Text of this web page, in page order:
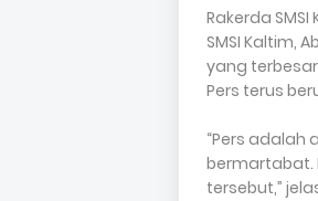
Rakerda
SMSI Kaltim,
yang
Pers terus
“Pers adalah
bermartabat.
tersebut,”